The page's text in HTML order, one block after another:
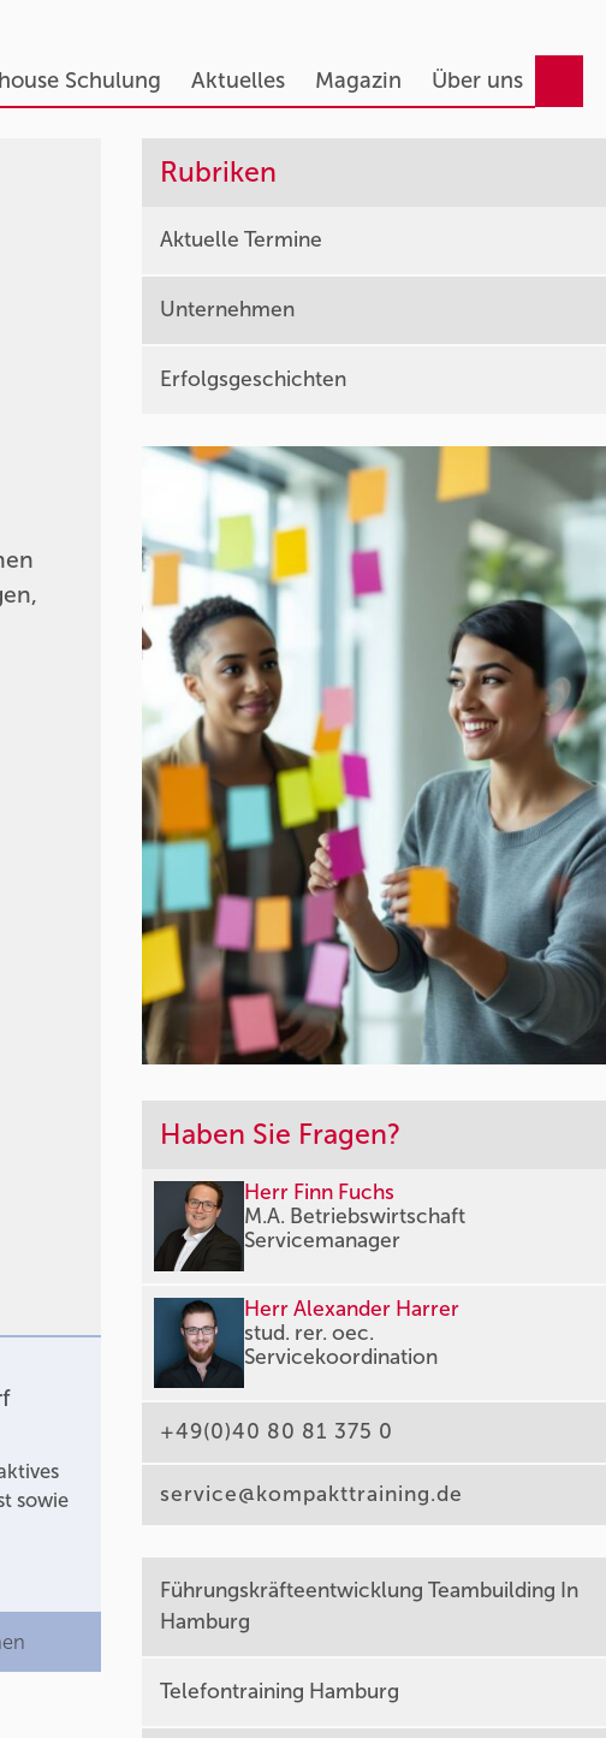
Schulung Aktuelles Magazin Über uns
sowie
Rubriken
Aktuelle Termine
Unternehmen
Erfolgsgeschichten
Haben Sie Fragen?
Herr Finn Fuchs
M.A. Betriebswirtschaft
Servicemanager
Herr Alexander Harrer
stud. rer. oec.
Servicekoordination
+49(0)40 80 81 375 0
service@kompakttraining.de
Führungskräfteentwicklung Teambuilding In
Hamburg
Telefontraining Hamburg